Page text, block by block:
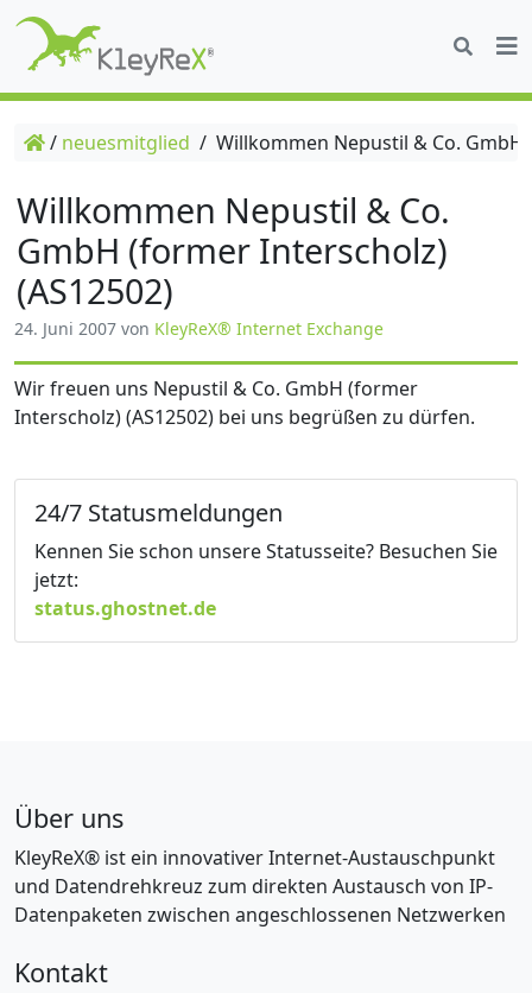
/ neuesmitglied / Willkommen Nepustil & Co.
Willkommen Nepustil & Co.
GmbH (former Interscholz)
(AS12502)
24. Juni 2007 von KleyReX® Internet Exchange
Wir freuen uns Nepustil & Co. GmbH (former
Interscholz) (AS12502) bei uns begrüßen zu dürfen.
24/7 Statusmeldungen
Kennen Sie schon unsere Statusseite? Besuchen Sie
jetzt:
status.ghostnet.de
Über uns
KleyReX® ist ein innovativer Internet-Austauschpunkt
und Datendrehkreuz zum direkten Austausch von IP-
Datenpaketen zwischen angeschlossenen Netzwerken
Kontakt